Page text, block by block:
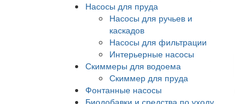
Насосы для пруда
Насосы для ручьев и
каскадов
Насосы для фильтрации
Интерьерные насосы
Скиммеры для водоема
Скиммер для пруда
Фонтанные насосы
Биодобавки и средства по уходу